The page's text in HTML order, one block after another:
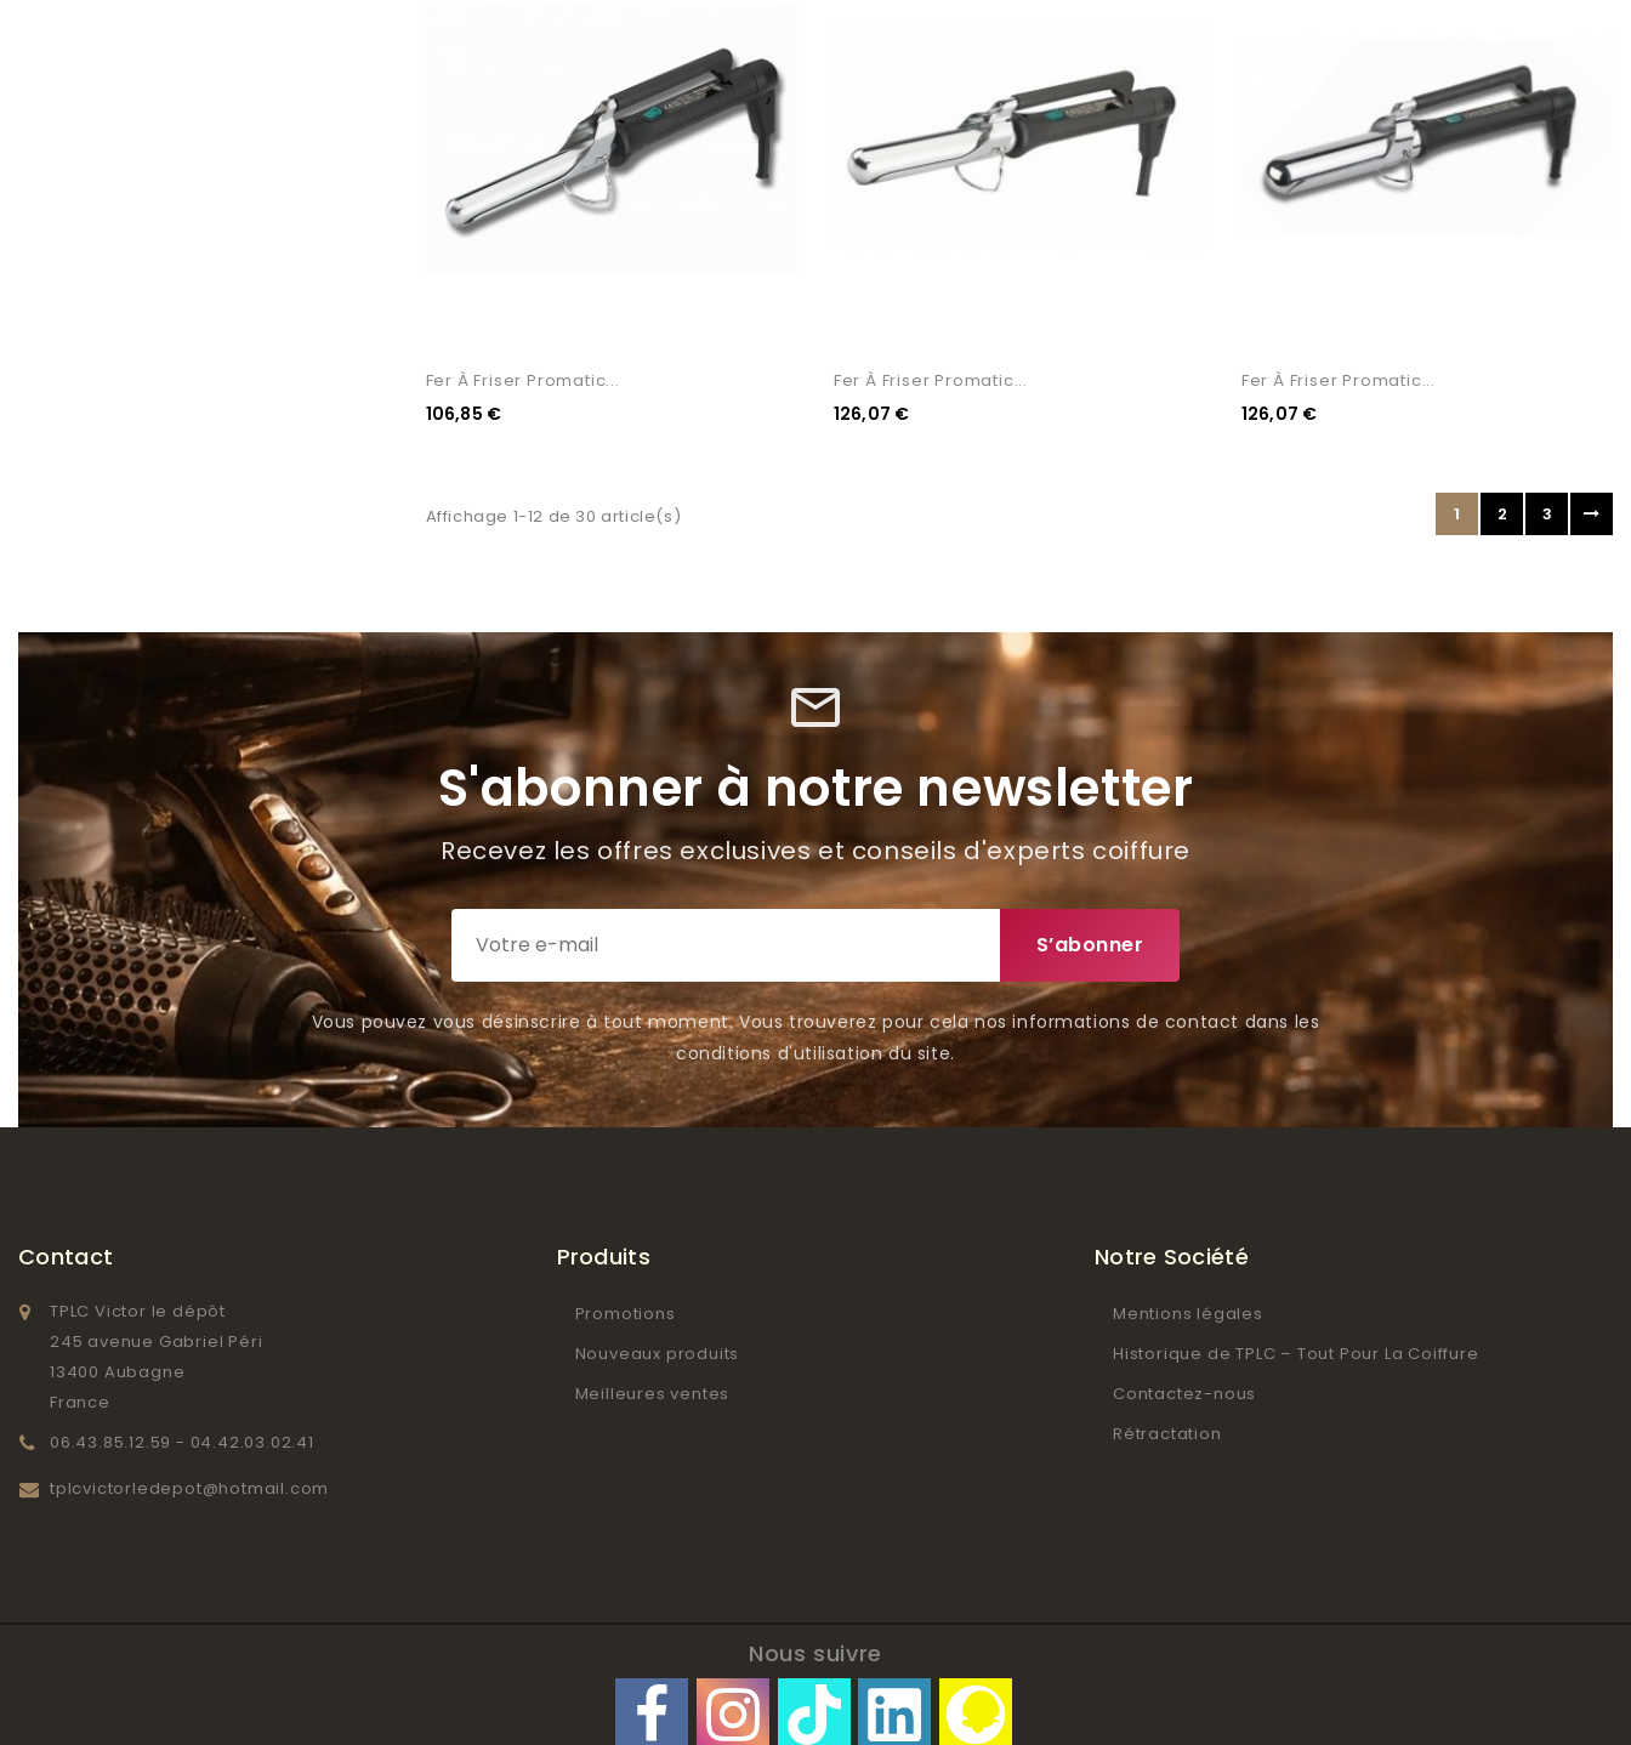
Fer À Friser Promatic...
106,85 €
Fer À Friser Promatic...
126,07 €
Fer À Friser Promatic...
126,07 €
Affichage 1-12 de 30 article(s) 1 2 3
mail_outline
S'abonner à notre newsletter
Recevez les offres exclusives et conseils d'experts coiffure
Vous pouvez vous désinscrire à tout moment. Vous trouverez pour cela nos informations de contact dans les
conditions d'utilisation du site.
Contact
TPLC Victor le dépôt
245 avenue Gabriel Péri
13400 Aubagne
France
06.43.85.12.59 - 04.42.03.02.41
tplcvictorledepot@hotmail.com
Produits
Promotions
Nouveaux produits
Meilleures ventes
Notre Société
Mentions légales
Historique de TPLC – Tout Pour La Coiffure
Contactez-nous
Rétractation
Nous suivre